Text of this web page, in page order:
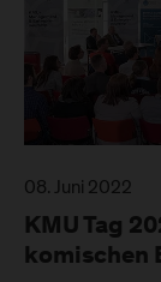
08. Juni 2022
KMU Tag
komischen